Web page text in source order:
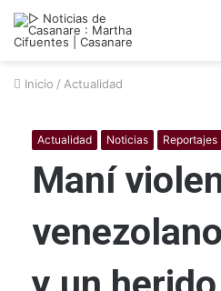
Inicio / Actualidad
Actualidad Noticias Reportajes
Maní